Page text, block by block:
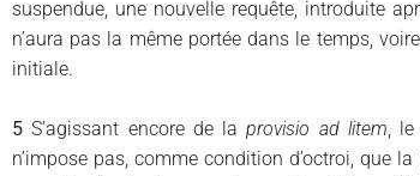
suspendue, une nouvelle requête, introduite
n’aura pas la même portée dans le temps,
initiale.
5 S’agissant encore de la provisio ad litem, le
n’impose pas, comme condition d’octroi, que